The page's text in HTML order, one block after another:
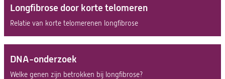
Longfibrose door korte telomeren
Relatie van korte telomerenen longfibrose
DNA-onderzoek
Welke genen zijn betrokken bij longfibrose?